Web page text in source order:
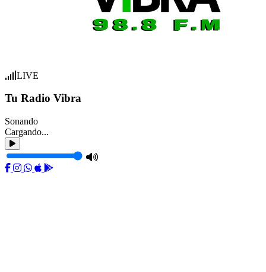
LIVE
Tu Radio Vibra
Sonando
Cargando...